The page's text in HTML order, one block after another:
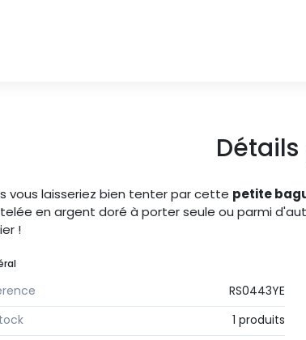
vous laisseriez bien tenter par cette petite
en argent doré à porter seule ou parmi
!
RS0443YE
1 produits